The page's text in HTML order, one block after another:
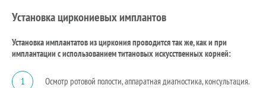
Установка циркониевых имплантов
Установка имплантатов из циркония проводится так же, как и при
имплантации с использованием титановых искусственных корней:
1 Осмотр ротовой полости, аппаратная диагностика, консультация.